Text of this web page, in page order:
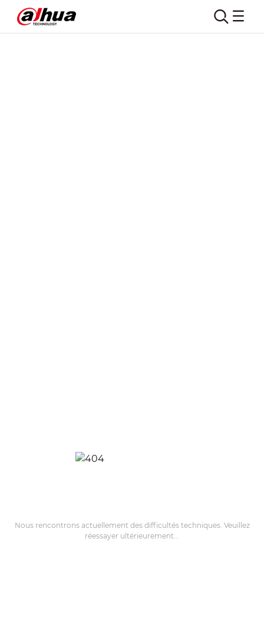
Nous rencontrons actuellement des difficultés techniques. Veuillez
réessayer ultérieurement...